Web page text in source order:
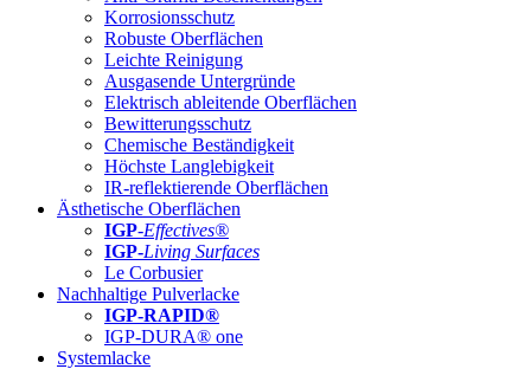
Korrosionsschutz
Robuste Oberflächen
Leichte Reinigung
Ausgasende Untergründe
Elektrisch ableitende Oberflächen
Bewitterungsschutz
Chemische Beständigkeit
Höchste Langlebigkeit
IR-reflektierende Oberflächen
Ästhetische Oberflächen
IGP-Effectives®
IGP-Living Surfaces
Le Corbusier
Nachhaltige Pulverlacke
IGP-RAPID®
IGP-DURA® one
Systemlacke